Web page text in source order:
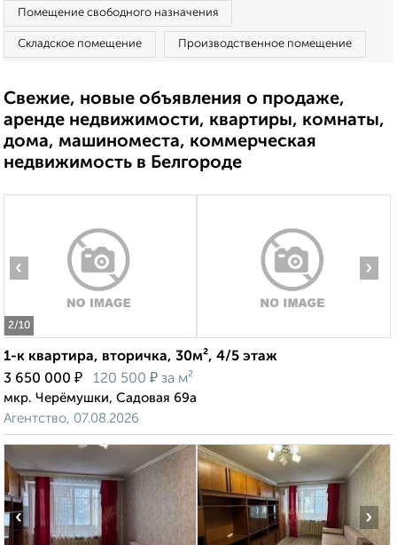
Помещение свободного назначения
Складское помещение Производственное помещение
Свежие, новые объявления о продаже,
аренде недвижимости, квартиры, комнаты,
дома, машиноместа, коммерческая
недвижимость в Белгороде
2/10
‹ ›
1-к квартира, вторичка, 30м², 4/5 этаж
3 650 000 ₽ 120 500 ₽ за м²
мкр. Черёмушки, Садовая 69а
Агентство, 07.08.2026
‹ ›